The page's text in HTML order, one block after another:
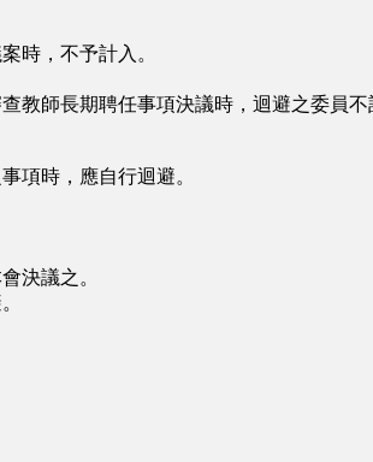
時，不予計入。
師長期聘任事項決議時，迴避之委員不
項時，應自行迴避。
決議之。